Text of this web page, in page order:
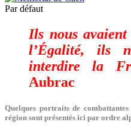
Par défaut
Ils nous
l’Égalité, ils
interdire la
Aubrac
Quelques portraits de
région sont présentés ici par ordre